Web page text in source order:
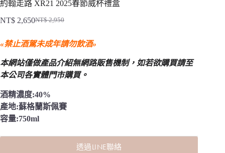
約翰走路 XR21 2025春節威杯禮盒
NT$2,950
始
價
格：
NT$ 2,950。
NT$ 2,650
前
價
格：
NT$ 2,650。
«禁止酒駕未成年請勿飲酒»
本網站僅做產品介紹無網路販售機制， 如若欲購買請至
本公司各實體門市購買。
酒精濃度:40%
產地:蘇格蘭斯佩賽
容量:750ml
透過LINE聯絡